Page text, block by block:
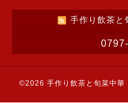
手作り飲茶と
©2026 手作り飲茶と旬菜中華